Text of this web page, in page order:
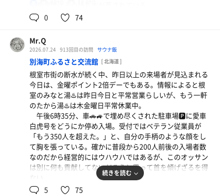
特段混み合うこともなく快適なサ活が出来た。
う味🍇420円→336円を注文。支払いは別海町電子マネー
💰オトモノで！
ルーティンの一環で湯船に浸かるが緩い。運営側も気が
サウナ 10分 12分 12分 13分
水風呂 2分×4
外気浴 5分×4
怪人N村さんは昨日、鶴居村温泉ホテルの日帰り入浴に
行ったそうだ。別海町ふるさと交流館は混むだろうと予測
して鶴居へ行って正解だったと盛んにアピール。はいはい
と思って聞いていたが、そんなに自慢するほどのことじゃ
ないよね！
今日はイクラの軍艦さんが来ていないので、N村さんに
水風呂の水温計測を依頼。すると素直に測ってくれて
12.6℃だと判明。アリガト❗️
午後7時半を過ぎて根高サウナ部が四人でやって来た。
聞けば断水の根室を脱出して併設のキャンプ場🏕️⛺️に来て
いるのだそう。
0 74
Mr.Q
2026.07.24 913回目の訪問 サウナ飯
別海町ふるさと交流館 [ 北海道 ]
根室市街の断水が続く中、昨日以上の来場者が見込まれる
今日は、金曜ポイント2倍デーでもある。情報によると根
室のみなと湯♨️は昨日今日と平常営業らしいが、もう一軒
のたから湯♨️は木金曜日平常休業中。
午後6時35分、車🚗🚙で埋め尽くされた駐車場🅿️に愛車
白虎号をどうにか停め入場。受付ではベテラン従業員が
「もう350人を超えた。」と、自分の手柄のような顔をし
て胸を張っている。確かに普段から200人前後の入場者数
なのだから経営的にはウハウハではあるが、このオッサン
は別に何も貢献してないだろうと思って首を傾げざるを得
下駄箱もビッシリ、脱衣所も追加の白い脱衣カゴ🧺が出
続きを読む
5 75